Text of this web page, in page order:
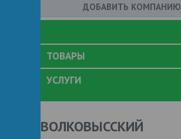
ДОБАВИТЬ КОМПАНИЮ
ТОВАРЫ
УСЛУГИ
ВОЛКОВЫССКИЙ